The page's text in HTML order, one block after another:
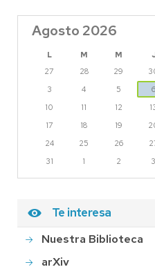
Agosto 2026
L M M
27
28 29
3
4 5 6
10
11 12
17
18 19
24
25 26
31
1 2 3
Te interesa
Nuestra Biblioteca
arXiv